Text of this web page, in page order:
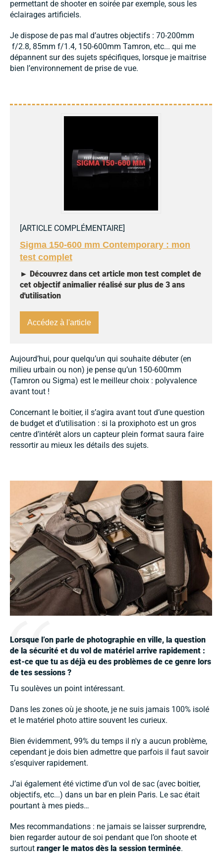
permettant de shooter en soirée par exemple, sous les
éclairages artificiels.
Je dispose de pas mal d’autres objectifs : 70-200mm
f/2.8, 85mm f/1.4, 150-600mm Tamron, etc... qui me
dépannent sur des sujets spécifiques, lorsque je maitrise
bien l’environnement de prise de vue.
[ARTICLE COMPLÉMENTAIRE]
Sigma 150-600 mm Contemporary : mon
test complet
► Découvrez dans cet article mon test complet de
cet objectif animalier réalisé sur plus de 3 ans
d'utilisation
Accédez à l'article
Aujourd’hui, pour quelqu’un qui souhaite débuter (en
milieu urbain ou non) je pense qu’un 150-600mm
(Tamron ou Sigma) est le meilleur choix : polyvalence
avant tout !
Concernant le boitier, il s’agira avant tout d’une question
de budget et d’utilisation : si la proxiphoto est un gros
centre d’intérêt alors un capteur plein format saura faire
ressortir au mieux les détails des sujets.
Lorsque l’on parle de photographie en ville, la question
de la sécurité et du vol de matériel arrive rapidement :
est-ce que tu as déjà eu des problèmes de ce genre lors
de tes sessions ?
Tu soulèves un point intéressant.
Dans les zones où je shoote, je ne suis jamais 100% isolé
et le matériel photo attire souvent les curieux.
Bien évidemment, 99% du temps il n'y a aucun problème,
cependant je dois bien admettre que parfois il faut savoir
s’esquiver rapidement.
J’ai également été victime d’un vol de sac (avec boitier,
objectifs, etc...) dans un bar en plein Paris. Le sac était
pourtant à mes pieds…
Mes recommandations : ne jamais se laisser surprendre,
bien regarder autour de soi pendant que l’on shoote et
surtout ranger le matos dès la session terminée.